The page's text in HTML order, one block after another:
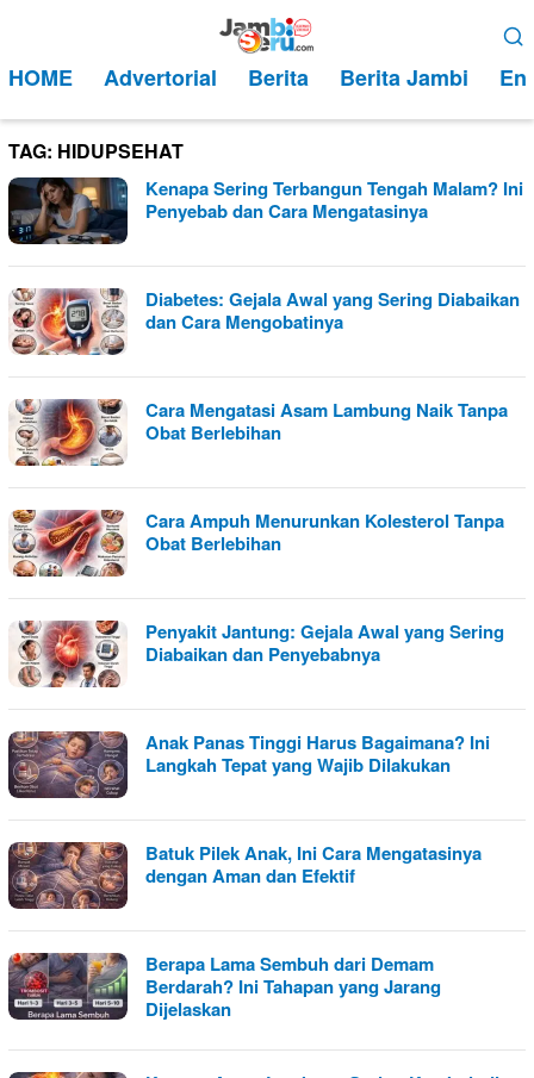
kontenMobile
HOME Advertorial Berita Berita Jambi
TAG: HIDUPSEHAT
Kenapa Sering Terbangun Tengah Malam? Ini
Penyebab dan Cara Mengatasinya
Diabetes: Gejala Awal yang Sering Diabaikan
dan Cara Mengobatinya
Cara Mengatasi Asam Lambung Naik Tanpa
Obat Berlebihan
Cara Ampuh Menurunkan Kolesterol Tanpa
Obat Berlebihan
Penyakit Jantung: Gejala Awal yang Sering
Diabaikan dan Penyebabnya
Anak Panas Tinggi Harus Bagaimana? Ini
Langkah Tepat yang Wajib Dilakukan
Batuk Pilek Anak, Ini Cara Mengatasinya
dengan Aman dan Efektif
Berapa Lama Sembuh dari Demam
Berdarah? Ini Tahapan yang Jarang
Dijelaskan